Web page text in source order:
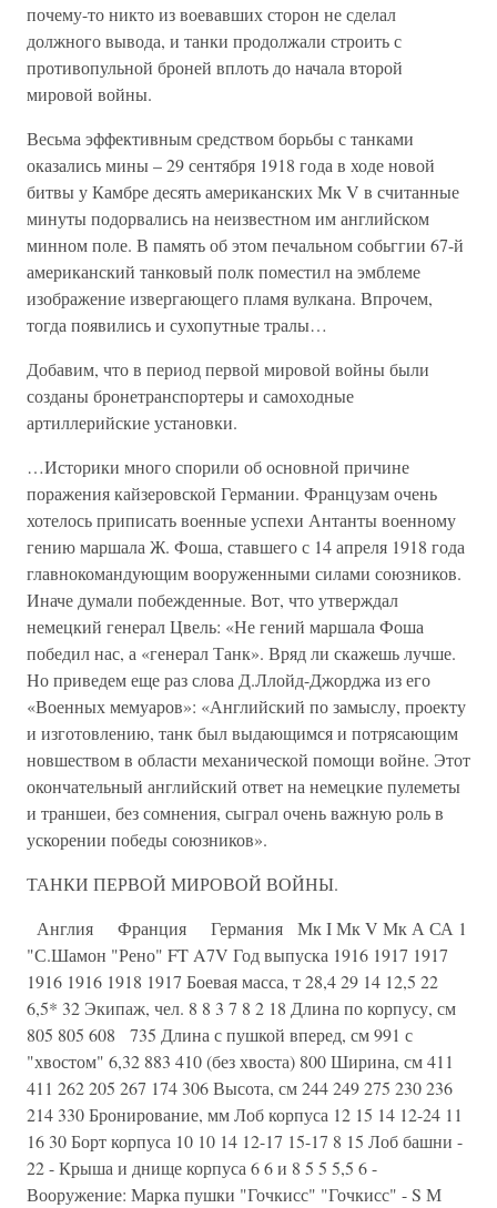
почему-то никто из воевавших сторон не сделал
должного вывода, и танки продолжали строить с
противопульной броней вплоть до начала второй
мировой войны.
Весьма эффективным средством борьбы с танками
оказались мины – 29 сентября 1918 года в ходе новой
битвы у Камбре десять американских Мк V в считанные
минуты подорвались на неизвестном им английском
минном поле. В память об этом печальном собьггии 67-й
американский танковый полк поместил на эмблеме
изображение извергающего пламя вулкана. Впрочем,
тогда появились и сухопутные тралы…
Добавим, что в период первой мировой войны были
созданы бронетранспортеры и самоходные
артиллерийские установки.
…Историки много спорили об основной причине
поражения кайзеровской Германии. Французам очень
хотелось приписать военные успехи Антанты военному
гению маршала Ж. Фоша, ставшего с 14 апреля 1918 года
главнокомандующим вооруженными силами союзников.
Иначе думали побежденные. Вот, что утверждал
немецкий генерал Цвель: «Не гений маршала Фоша
победил нас, а «генерал Танк». Вряд ли скажешь лучше.
Но приведем еще раз слова Д.Ллойд-Джорджа из его
«Военных мемуаров»: «Английский по замыслу, проекту
и изготовлению, танк был выдающимся и потрясающим
новшеством в области механической помощи войне. Этот
окончательный английский ответ на немецкие пулеметы
и траншеи, без сомнения, сыграл очень важную роль в
ускорении победы союзников».
ТАНКИ ПЕРВОЙ МИРОВОЙ ВОЙНЫ.
Англия Франция Германия Мк I Мк V Мк А СА 1
"С.Шамон "Рено" FT A7V Год выпуска 1916 1917 1917
1916 1916 1918 1917 Боевая масса, т 28,4 29 14 12,5 22
6,5* 32 Экипаж, чел. 8 8 3 7 8 2 18 Длина по корпусу, см
805 805 608 735 Длина с пушкой вперед, см 991 с
"хвостом" 6,32 883 410 (без хвоста) 800 Ширина, см 411
411 262 205 267 174 306 Высота, см 244 249 275 230 236
214 330 Бронирование, мм Лоб корпуса 12 15 14 12-24 11
16 30 Борт корпуса 10 10 14 12-17 15-17 8 15 Лоб башни -
22 - Крыша и днище корпуса 6 6 и 8 5 5 5,5 6 -
Вооружение: Марка пушки "Гочкисс" "Гочкисс" - S М